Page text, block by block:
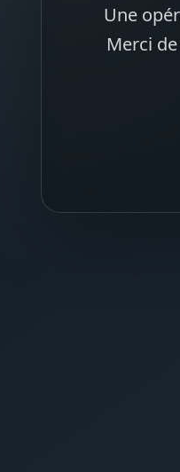
Une
Merci